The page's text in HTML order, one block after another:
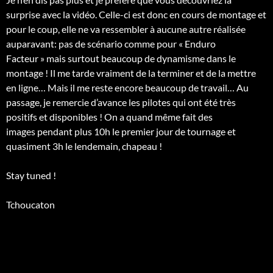
surprise avec la vidéo. Celle-ci est donc en cours de montage et
pour le coup, elle ne va ressembler à aucune autre réalisée
auparavant: pas de scénario comme pour « Enduro
Facteur » mais surtout beaucoup de dynamisme dans le
montage ! Il me tarde vraiment de la terminer et de la mettre
en ligne… Mais il me reste encore beaucoup de travail… Au
passage, je remercie d’avance les pilotes qui ont été très
positifs et disponibles ! On a quand même fait des
images pendant plus 10h le premier jour de tournage et
quasiment 3h le lendemain, chapeau !
Stay tuned !
Tchoucaton